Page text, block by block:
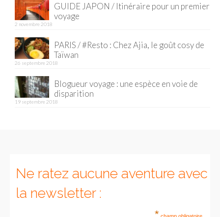
Munich
Danemark
Copenhague
Portugal
Lisbonne
– Berlin
– Munich
GUIDE JAPON / Itinéraire pour un premier
voyage
2 novembre 2018
PARIS / #Resto : Chez Ajia, le goût cosy de
Taïwan
26 septembre 2018
Blogueur voyage : une espèce en voie de
disparition
19 septembre 2018
Ne ratez aucune aventure avec
la newsletter :
*